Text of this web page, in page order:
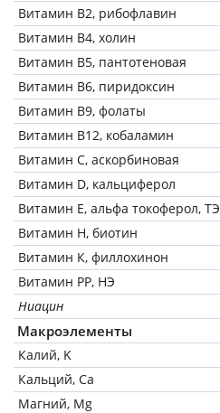
Витамин В2, рибофлавин
Витамин В4, холин
Витамин В5, пантотеновая
Витамин В6, пиридоксин
Витамин В9, фолаты
Витамин В12, кобаламин
Витамин C, аскорбиновая
Витамин D, кальциферол
Витамин Е, альфа токоферол, ТЭ
Витамин Н, биотин
Витамин К, филлохинон
Витамин РР, НЭ
Ниацин
Макроэлементы
Калий, K
Кальций, Ca
Магний, Mg